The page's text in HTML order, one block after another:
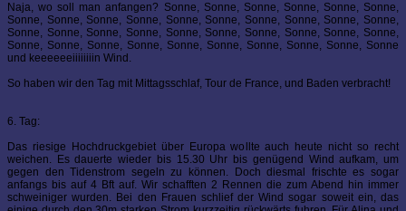
Naja, wo soll man anfangen? Sonne, Sonne, Sonne, Sonne, Sonne, Sonne,
Sonne, Sonne, Sonne, Sonne, Sonne, Sonne, Sonne, Sonne, Sonne, Sonne,
Sonne, Sonne, Sonne, Sonne, Sonne, Sonne, Sonne, Sonne, Sonne, Sonne,
Sonne, Sonne, Sonne, Sonne, Sonne, Sonne, Sonne, Sonne, Sonne, Sonne
und keeeeeeiiiiiiiin Wind.
So haben wir den Tag mit Mittagsschlaf, Tour de France, und Baden verbracht!
6. Tag:
Das riesige Hochdruckgebiet über Europa wollte auch heute nicht so recht
weichen. Es dauerte wieder bis 15.30 Uhr bis genügend Wind aufkam, um
gegen den Tidenstrom segeln zu können. Doch diesmal frischte es sogar
anfangs bis auf 4 Bft auf. Wir schafften 2 Rennen die zum Abend hin immer
schweiniger wurden. Bei den Frauen schlief der Wind sogar soweit ein, das